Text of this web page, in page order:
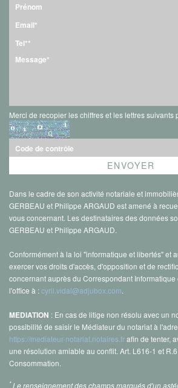
Merci de recopier les chiffres et les lettres suivants
Dans le cadre de son activité notariale et
GERBEAU et Philippe ARGAUD est amené à
vous concernant. Les destinataires des données
GERBEAU et Philippe ARGAUD.
Conformément à la loi "informatique et libertés" et
exercer vos droits d'accès, d'opposition et de
concernant auprès du Correspondant
l'office à :cyril.vidal@adjubox.com.
MEDIATION : En cas de litige non résolu avec un
possibilité de saisir le Médiateur du notariat à
https://mediateur-notariat.notaires.frafin de tenter,
une résolution amiable au conflit. Art. L616-1 et
Consommation.
*Le renseignement des champs marqués d'un